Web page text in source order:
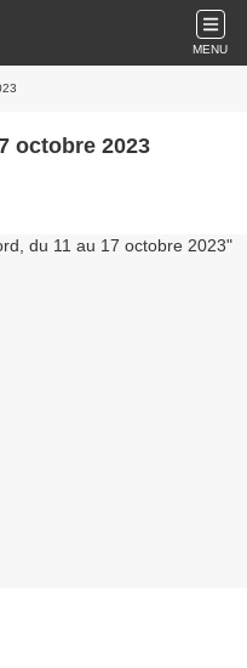
MENU
octobre 2023